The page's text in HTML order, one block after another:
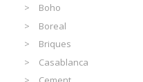
Boho
Boreal
Briques
Casablanca